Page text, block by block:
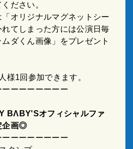
ださい。
オリジナルマグネットシー
てしまった方には公演日毎
ダくん画像」をプレゼント
様1回参加できます。
ーーーーーーー
BΛBY'Sオフィシャルファ
企画◎
ーーーーーーー